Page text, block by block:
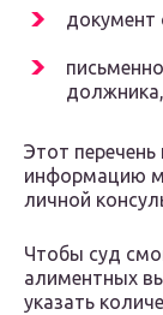
документ
Этот
информацию
личной
Чтобы суд
алиментных
указать